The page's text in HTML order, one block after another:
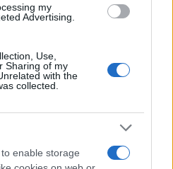
my
Advertising.
Use,
Sharing of my
with the
collected.
enable storage
prate moj rad što mi je
svaki naredni komad
djevojkama koje bi se
od drugih je da ste
prepoznatljivi. Bitno je